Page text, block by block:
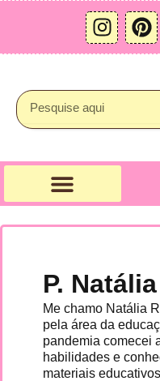
I
n
s
a
a
P
i
n
s
Pesquisar
P.
Me chamo Natália
pela área da
pandemia comecei
habilidades e
materiais